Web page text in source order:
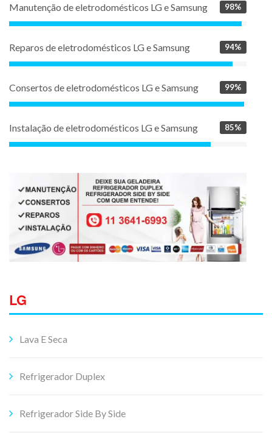
Manutenção de eletrodomésticos LG e Samsung 98%
Reparos de eletrodomésticos LG e Samsung 94%
Consertos de eletrodomésticos LG e Samsung 99%
Instalação de eletrodomésticos LG e Samsung 85%
LG
Lava E Seca
Refrigerador Duplex
Refrigerador Side By Side